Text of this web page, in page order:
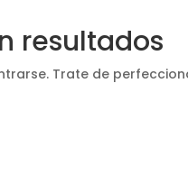
resultados
Trate de